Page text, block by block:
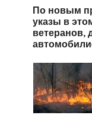
По новым
указы в
ветеранов,